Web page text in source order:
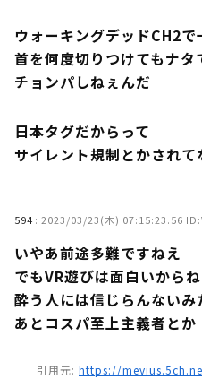
ウォーキングデッドCH2
首を何度切りつけてもナタ
チョンパしねぇんだ
日本タグだからって
サイレント規制とかされて
594 : 2023/03/23(木) 07:15:23.56
いやあ前途多難ですねえ
でもVR遊びは面白いから
酔う人には信じらんないみ
あとコスパ至上主義者とか
引用元: https://